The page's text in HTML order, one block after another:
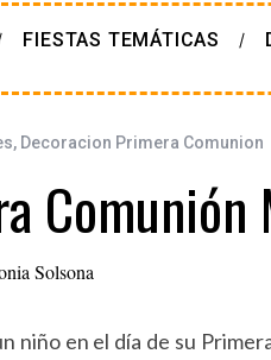
FIESTAS TEMÁTICAS
, Decoracion Primera Comunion
Comunión
Solsona
niño en el día de su